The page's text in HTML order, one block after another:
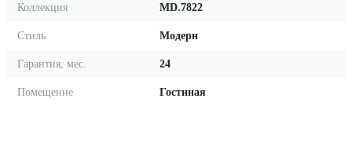
Коллекция MD.7822
Стиль Модерн
Гарантия, мес. 24
Помещение Гостиная